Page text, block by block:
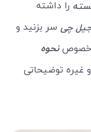
را داشته
چی سر بزنید و
خصوصنحوه
و غیره توضیحاتی